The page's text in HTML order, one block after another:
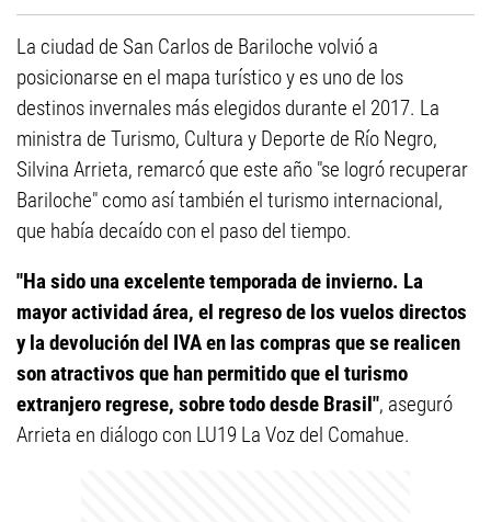
La ciudad de San Carlos de Bariloche volvió a
posicionarse en el mapa turístico y es uno de los
destinos invernales más elegidos durante el 2017. La
ministra de Turismo, Cultura y Deporte de Río Negro,
Silvina Arrieta, remarcó que este año "se logró recuperar
Bariloche" como así también el turismo internacional,
que había decaído con el paso del tiempo.
"Ha sido una excelente temporada de invierno. La
mayor actividad área, el regreso de los vuelos directos
y la devolución del IVA en las compras que se realicen
son atractivos que han permitido que el turismo
extranjero regrese, sobre todo desde Brasil", aseguró
Arrieta en diálogo con LU19 La Voz del Comahue.